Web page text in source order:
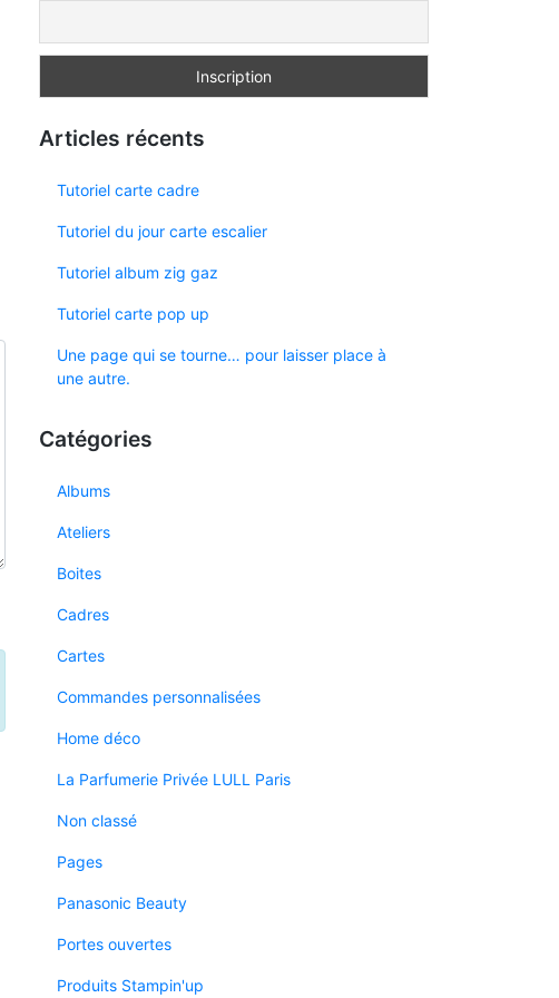
Articles récents
Tutoriel carte cadre
Tutoriel du jour carte escalier
Tutoriel album zig gaz
Tutoriel carte pop up
Une page qui se tourne… pour laisser place à
une autre.
Catégories
Albums
Ateliers
Boites
Cadres
Cartes
Commandes personnalisées
Home déco
La Parfumerie Privée LULL Paris
Non classé
Pages
Panasonic Beauty
Portes ouvertes
Produits Stampin'up